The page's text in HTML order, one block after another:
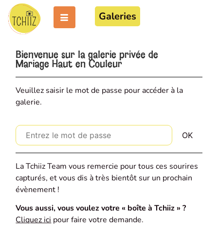
Galeries
Bienvenue sur la galerie privée de
Mariage Haut en Couleur
Veuillez saisir le mot de passe pour accéder à la
galerie.
La Tchiiz Team vous remercie pour tous ces sourires
capturés, et vous dis à très bientôt sur un prochain
évènement !
Vous aussi, vous voulez votre « boîte à Tchiiz » ?
Cliquez ici pour faire votre demande.